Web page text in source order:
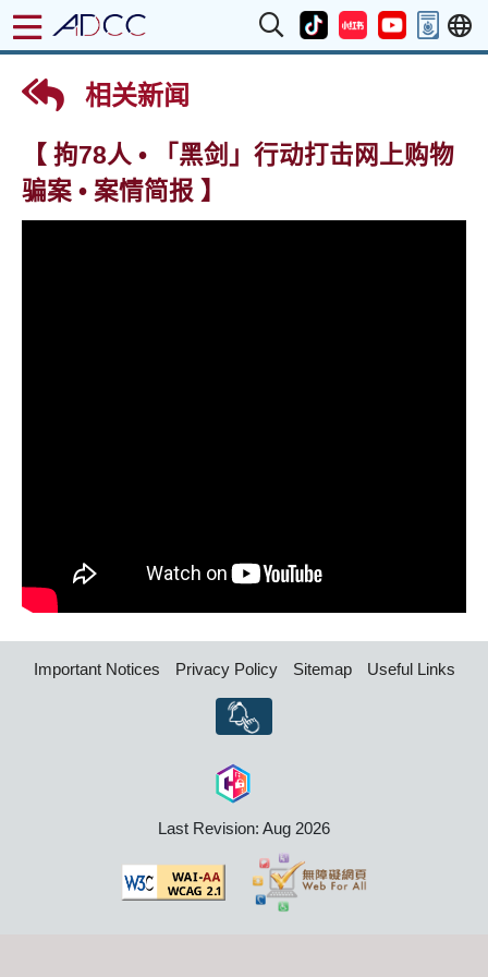
相关新闻
【 拘78人 • 「黑剑」行动打击网上购物
骗案 • 案情简报 】
Important Notices Privacy Policy Sitemap Useful Links
Last Revision: Aug 2026